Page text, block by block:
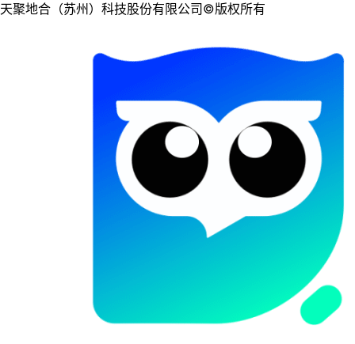
天聚地合（苏州）科技股份有限公司©版权所有